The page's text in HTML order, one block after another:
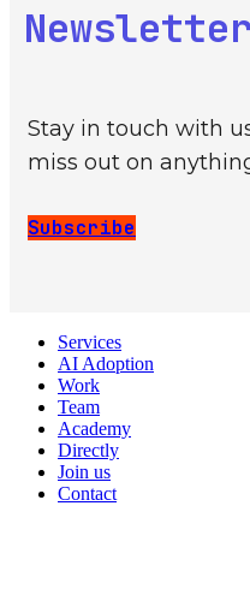
Newsletter
Stay in touch with
miss out on
Subscribe
Services
AI Adoption
Work
Team
Academy
Directly
Join us
Contact